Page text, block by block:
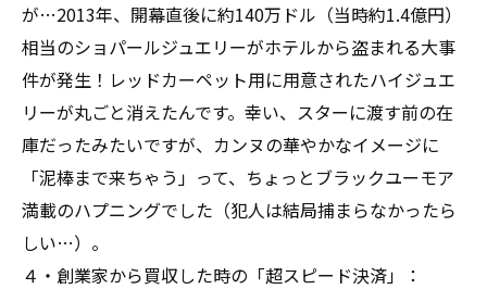
が…2013年、開幕直後に約140万ドル（当時約1.4億円）
相当のショパールジュエリーがホテルから盗まれる大事
件が発生！レッドカーペット用に用意されたハイジュエ
リーが丸ごと消えたんです。幸い、スターに渡す前の在
庫だったみたいですが、カンヌの華やかなイメージに
「泥棒まで来ちゃう」って、ちょっとブラックユーモア
満載のハプニングでした（犯人は結局捕まらなかったら
しい…）。
４・創業家から買収した時の「超スピード決済」：